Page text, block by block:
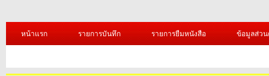
หน้าแรก รายการบันทึก รายการยืมหนังสือ ข้อมูลส่ว